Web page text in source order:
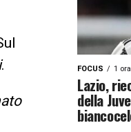
. FOCUS 1
Lazio,
della